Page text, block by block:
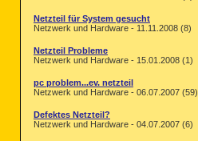
Netzteil für System gesucht
Netzwerk und Hardware - 11.11.2008 (8)
Netzteil Probleme
Netzwerk und Hardware - 15.01.2008 (1)
pc problem...ev. netzteil
Netzwerk und Hardware - 06.07.2007 (59)
Defektes Netzteil?
Netzwerk und Hardware - 04.07.2007 (6)